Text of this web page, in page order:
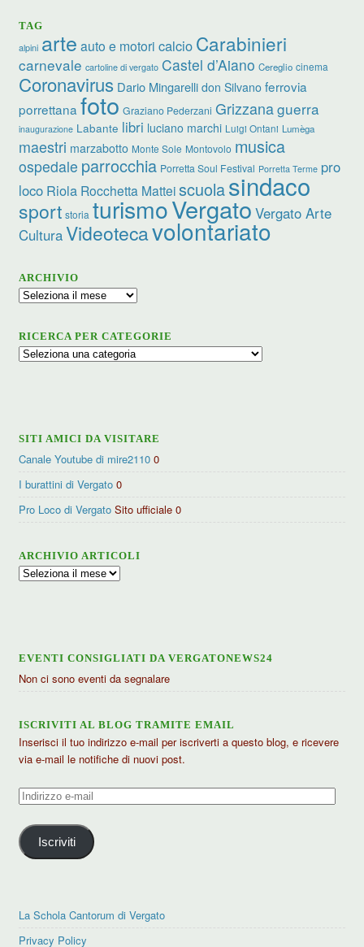
TAG
alpini arte auto e motori calcio Carabinieri
carnevale cartoline di vergato Castel d’Aiano Cereglio cinema
Coronavirus Dario Mingarelli don Silvano ferrovia
porrettana foto Graziano Pederzani Grizzanaguerra
inaugurazione Labante libri luciano marchi Luigi Ontani Lumèga
maestri marzabotto Monte Sole Montovolo musica
ospedale parrocchia Porretta Soul Festival Porretta Terme pro
loco Riola Rocchetta Matteiscuolasindaco
sport storia turismoVergato Vergato Arte
CulturaVideotecavolontariato
ARCHIVIO
Archivio
RICERCA PER CATEGORIE
Ricerca
SITI AMICI DA VISITARE
Canale Youtube di mire2110 0
I burattini di Vergato 0
Pro Loco di Vergato Sito ufficiale 0
ARCHIVIO ARTICOLI
Archivio
EVENTI CONSIGLIATI DA VERGATONEWS24
Non ci sono eventi da segnalare
ISCRIVITI AL BLOG TRAMITE EMAIL
Inserisci il tuo indirizzo e-mail per iscriverti a questo blog, e ricevere
via e-mail le notifiche di nuovi post.
Indirizzo
mail
Iscriviti
La Schola Cantorum di Vergato
Privacy Policy